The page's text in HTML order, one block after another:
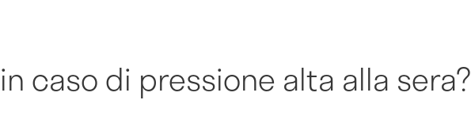
caso di pressione alta alla sera?